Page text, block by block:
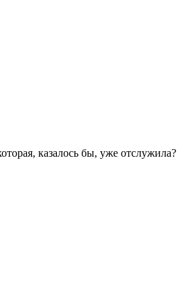
казалось бы, уже отслужила?